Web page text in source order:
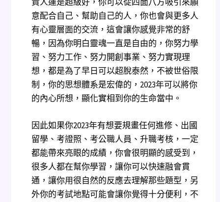
意配合自己、幫助自己的人，你也會與更多人
有心靈層面的交流，這會讓你感覺非常的舒
暢，因為你明白靈魂一直是自由的，你努力學
習、努力工作、努力開創事業、努力實現理
想，都是為了早日可以超脫泰然，不被世俗限
制，你的思想體系是宏偉的，2023年可以將你
的內心所想，顯化實相到你的生命當中。
因此如果你2023年有想要規畫任何進修、出國
留學、考證照、考公職人員、升職考核，一定
都能帶來亮眼的成績，你會很明顯的感受到，
很多人都在幫你學習，讓你可以快速融會貫
通，讓你用很自然的反應去理解那些題型，另
外你的考試地點可能會讓你覺得十分便利，不